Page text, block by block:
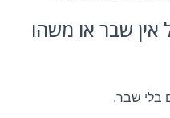
שבר או משהו
בלי שבר.